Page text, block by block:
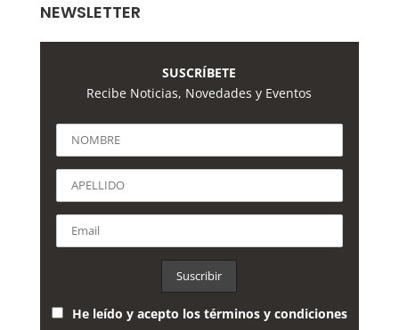
NEWSLETTER
SUSCRÍBETE
Recibe Noticias, Novedades y Eventos
He leído y acepto los términos y condiciones